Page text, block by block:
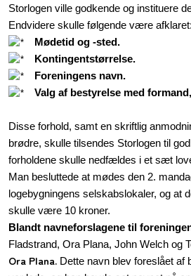
Storlogen ville godkende og instituere
Endvidere skulle følgende være afklaret:
Mødetid og -sted.
Kontingentstørrelse.
Foreningens navn.
Valg af bestyrelse med
Disse forhold, samt en skriftlig
brødre, skulle tilsendes Storlogen til
forholdene skulle nedfældes i et sæt
Man besluttede at mødes den 2.
logebygningens selskabslokaler, og at
skulle være 10 kroner.
Blandt navneforslagene til
Fladstrand, Ora Plana, John Welch og
Ora Plana. Dette navn blev foreslået af